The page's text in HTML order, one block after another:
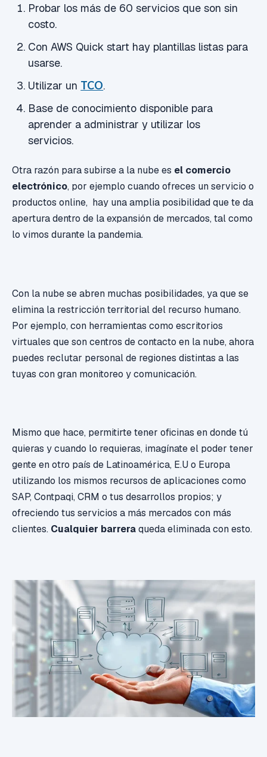
Probar los más de 60 servicios que son sin
costo.
Con AWS Quick start hay plantillas listas para
usarse.
Utilizar un TCO.
Base de conocimiento disponible para
aprender a administrar y utilizar los
servicios.
Otra razón para subirse a la nube es el comercio
electrónico, por ejemplo cuando ofreces un servicio o
productos online, hay una amplia posibilidad que te da
apertura dentro de la expansión de mercados, tal como
lo vimos durante la pandemia.
Con la nube se abren muchas posibilidades, ya que se
elimina la restricción territorial del recurso humano.
Por ejemplo, con herramientas como escritorios
virtuales que son centros de contacto en la nube, ahora
puedes reclutar personal de regiones distintas a las
tuyas con gran monitoreo y comunicación.
Mismo que hace, permitirte tener oficinas en donde tú
quieras y cuando lo requieras, imagínate el poder tener
gente en otro país de Latinoamérica, E.U o Europa
utilizando los mismos recursos de aplicaciones como
SAP, Contpaqi, CRM o tus desarrollos propios; y
ofreciendo tus servicios a más mercados con más
clientes. Cualquier barreraqueda eliminada con esto.